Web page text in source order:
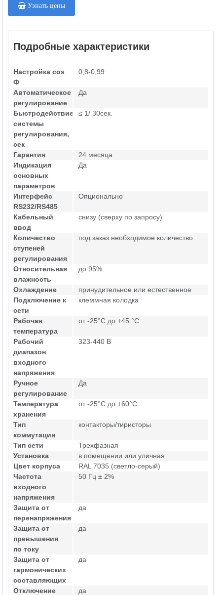
Узнать цены
Подробные характеристики
Настройка cos
Ф
0,8-0,99
Автоматическое
регулирование
Да
Быстродействие
системы
регулирования,
сек
≤ 1/ 30сек.
Гарантия
24 месяца
Индикация
основных
параметров
Да
Интерфейс
RS232/RS485
Опционально
Кабельный
ввод
снизу (сверху по запросу)
Количество
ступеней
регулирования
под заказ необходимое количество
Относительная
влажность
до 95%
Охлаждение
принудительное или естественное
Подключение к
сети
клеммная колодка
Рабочая
температура
от -25°C до +45 °C
Рабочий
диапазон
входного
напряжения
323-440 В
Ручное
регулирование
Да
Температура
хранения
от -25°C до +60°C
Тип
коммутации
контакторы/тиристоры
Тип сети
Трехфазная
Установка
в помещении или уличная
Цвет корпуса
RAL 7035 (светло-серый)
Частота
входного
напряжения
50 Гц ± 2%
Защита от
перенапряжения
да
Защита от
превышения
по току
да
Защита от
гармонических
составляющих
да
Отключение
да